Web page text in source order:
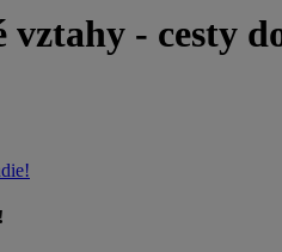
vztahy - cesty